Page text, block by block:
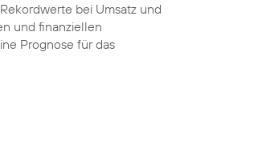
bei Umsatz und
und finanziellen
Prognose für das